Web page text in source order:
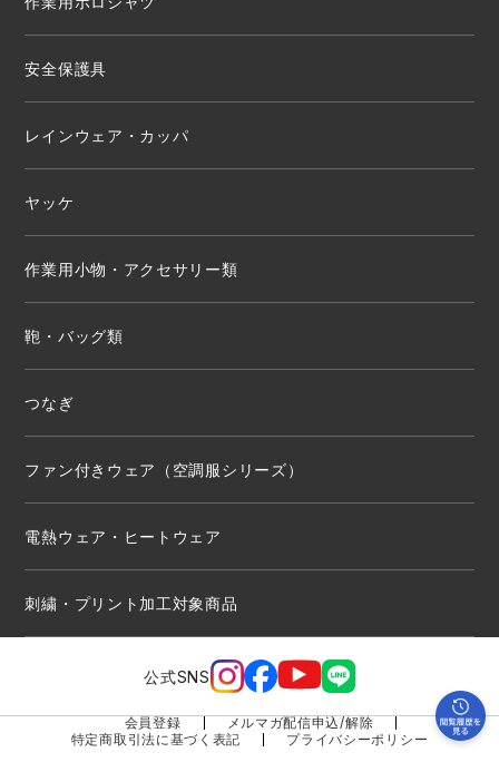
安全保護具
レインウェア・カッパ
ヤッケ
作業用小物・アクセサリー類
鞄・バッグ類
つなぎ
ファン付きウェア（空調服シリーズ）
電熱ウェア・ヒートウェア
刺繍・プリント加工対象商品
公式SNS
会員登録
メルマガ配信申込/解除
特定商取引法に基づく表記
プライバシーポリシー